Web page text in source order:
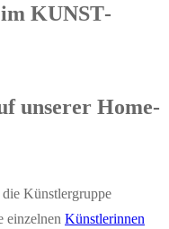
KUNST­
unse­rer Home­
die Künst­ler­grup­pe
Künst­le­rin­nen